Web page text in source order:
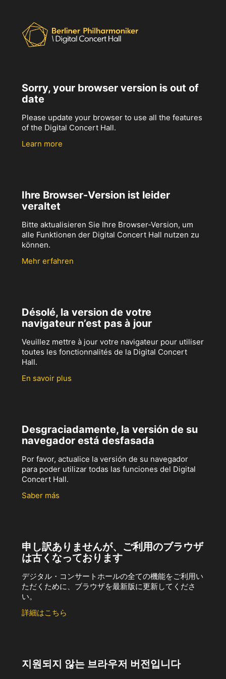
Sorry, your browser version is out of
date
Please update your browser to use all the features
of the Digital Concert Hall.
Learn more
Ihre Browser-Version ist leider
veraltet
Bitte aktualisieren Sie Ihre Browser-Version, um
alle Funktionen der Digital Concert Hall nutzen zu
können.
Mehr erfahren
Désolé, la version de votre
navigateur n’est pas à jour
Veuillez mettre à jour votre navigateur pour utiliser
toutes les fonctionnalités de la Digital Concert
Hall.
En savoir plus
Desgraciadamente, la versión de su
navegador está desfasada
Por favor, actualice la versión de su navegador
para poder utilizar todas las funciones del Digital
Concert Hall.
Saber más
申し訳ありませんが、ご利用のブラウザ
は古くなっております
デジタル・コンサートホールの全ての機能をご利用い
ただくために、ブラウザを最新版に更新してくださ
い。
詳細はこちら
지원되지 않는 브라우저 버전입니다